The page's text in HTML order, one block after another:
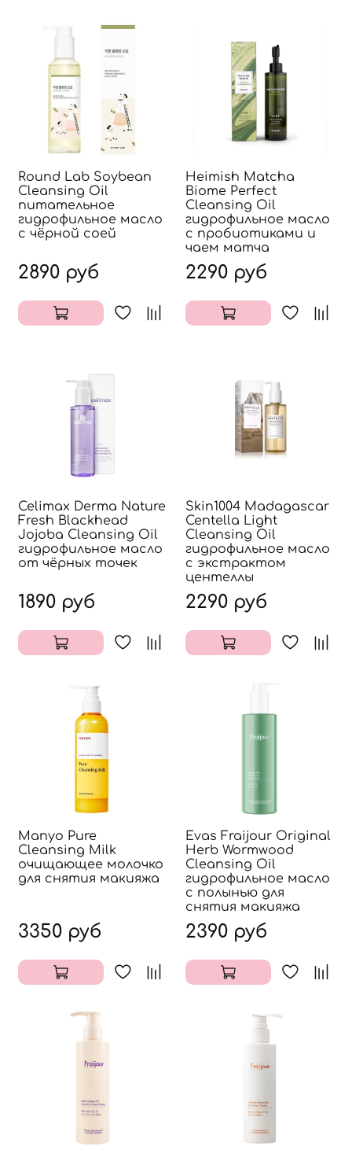
Round Lab Soybean
Cleansing Oil
питательное
гидрофильное масло
с чёрной соей
2890 руб
Heimish Matcha
Biome Perfect
Cleansing Oil
гидрофильное масло
с пробиотиками и
чаем матча
2290 руб
Celimax Derma Nature
Fresh Blackhead
Jojoba Cleansing Oil
гидрофильное масло
от чёрных точек
1890 руб
Skin1004 Madagascar
Centella Light
Cleansing Oil
гидрофильное масло
с экстрактом
центеллы
2290 руб
Manyo Pure
Cleansing Milk
очищающее молочко
для снятия макияжа
3350 руб
Evas Fraijour Original
Herb Wormwood
Cleansing Oil
гидрофильное масло
с полынью для
снятия макияжа
2390 руб